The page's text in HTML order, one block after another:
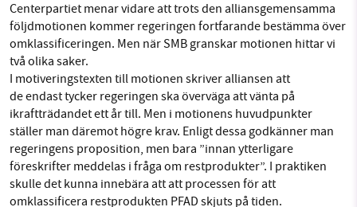
Centerpartiet menar vidare att trots den alliansgemensamma
följdmotionen kommer regeringen fortfarande bestämma över
omklassificeringen. Men när SMB granskar motionen hittar vi
två olika saker.
I motiveringstexten till motionen skriver alliansen att
de endast tycker regeringen ska överväga att vänta på
ikraftträdandet ett år till. Men i motionens huvudpunkter
ställer man däremot högre krav. Enligt dessa godkänner man
regeringens proposition, men bara ”innan ytterligare
föreskrifter meddelas i fråga om restprodukter”. I praktiken
skulle det kunna innebära att att processen för att
omklassificera restprodukten PFAD skjuts på tiden.